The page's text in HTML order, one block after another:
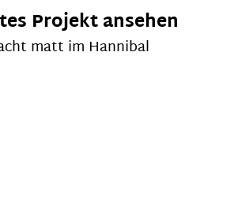
Projekt ansehen
matt im Hannibal